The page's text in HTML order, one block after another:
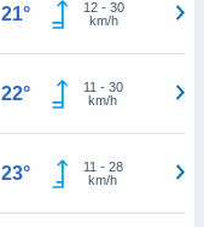
21° 12- 30
km/h
22° 11 - 30
km/h
23° 11 - 28
km/h